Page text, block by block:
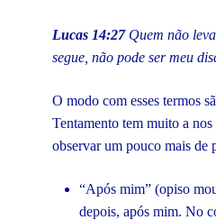
Lucas 14:27Quem não
segue, não pode ser meu
O modo com esses termos
Tentamento tem muito a nos
observar um pouco mais de
“Após mim” (opiso
depois, após mim. No